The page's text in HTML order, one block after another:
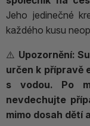
Jeho jedinečné
každého kusu
⚠️ Upozornění:
určen k přípravě
s vodou. Po
nevdechujte
mimo dosah dětí